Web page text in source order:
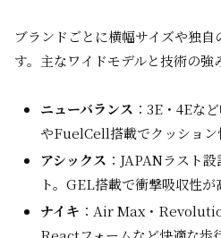
ブランドごとに横幅サイズや独自
す。主なワイドモデルと技術の強
ニューバランス ：3E・4Eな
やFuelCell搭載でクッション
アシックス ：JAPANラスト
ト。GEL搭載で衝撃吸収性が
ナイキ ：Air Max・